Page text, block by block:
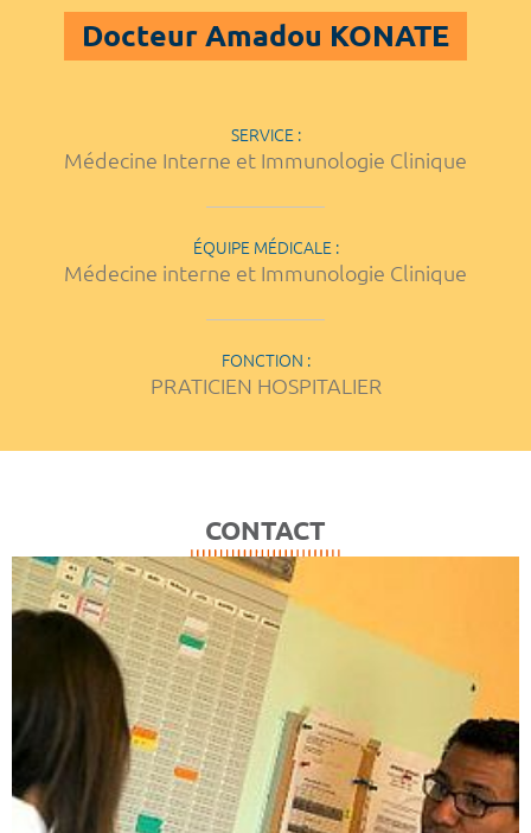
Docteur Amadou KONATE
SERVICE :
Médecine Interne et Immunologie Clinique
ÉQUIPE MÉDICALE :
Médecine interne et Immunologie Clinique
FONCTION :
PRATICIEN HOSPITALIER
CONTACT